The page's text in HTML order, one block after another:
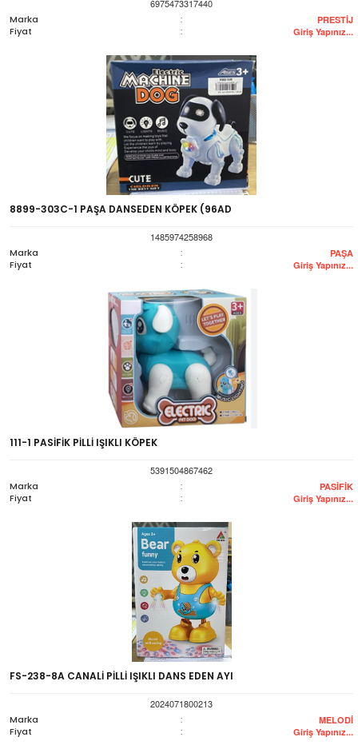
6975473317440
Marka
: PRESTİJ
Fiyat : Giriş Yapınız...
8899-303C-1 PAŞA DANSEDEN KÖPEK (96AD
1485974258968
Marka
: PAŞA
Fiyat : Giriş Yapınız...
111-1 PASİFİK PİLLİ IŞIKLI KÖPEK
5391504867462
Marka
: PASİFİK
Fiyat : Giriş Yapınız...
FS-238-8A CANALİ PİLLİ IŞIKLI DANS EDEN AYI
2024071800213
Marka
: MELODİ
Fiyat : Giriş Yapınız...